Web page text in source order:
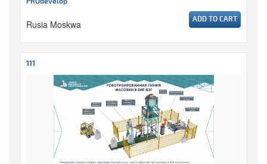
Rusia Moskwa ADD TO CART
111